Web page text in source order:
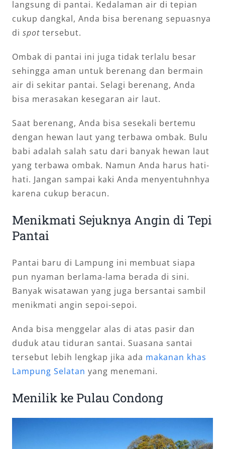
langsung di pantai. Kedalaman air di tepian
cukup dangkal, Anda bisa berenang sepuasnya
di spot tersebut.
Ombak di pantai ini juga tidak terlalu besar
sehingga aman untuk berenang dan bermain
air di sekitar pantai. Selagi berenang, Anda
bisa merasakan kesegaran air laut.
Saat berenang, Anda bisa sesekali bertemu
dengan hewan laut yang terbawa ombak. Bulu
babi adalah salah satu dari banyak hewan laut
yang terbawa ombak. Namun Anda harus hati-
hati. Jangan sampai kaki Anda menyentuhnhya
karena cukup beracun.
Menikmati Sejuknya Angin di Tepi
Pantai
Pantai baru di Lampung ini membuat siapa
pun nyaman berlama-lama berada di sini.
Banyak wisatawan yang juga bersantai sambil
menikmati angin sepoi-sepoi.
Anda bisa menggelar alas di atas pasir dan
duduk atau tiduran santai. Suasana santai
tersebut lebih lengkap jika ada makanan khas
Lampung Selatan yang menemani.
Menilik ke Pulau Condong